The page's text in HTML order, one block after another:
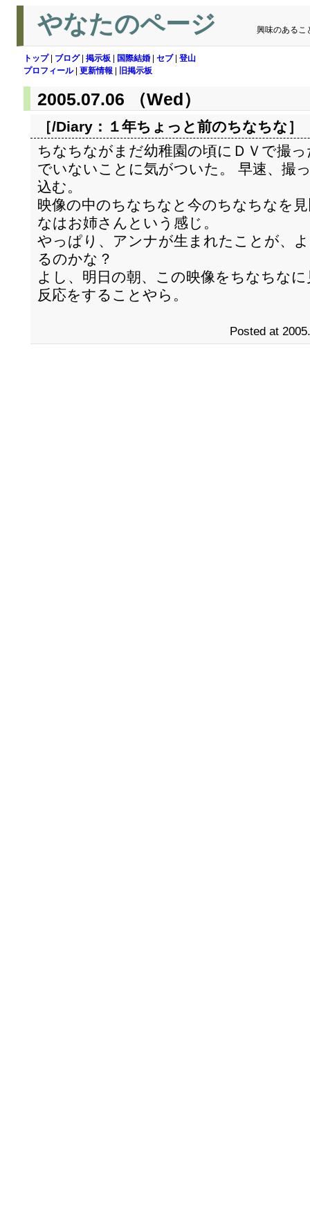
やなたのページ 興味のあるこ
トップ| ブログ| 掲示板 国際結婚 セブ| 登山
プロフィール| 更新情報 旧掲示板
2005.07.06 （Wed）
［/Diary： １年ちょっと前のちなちな］
ちなちながまだ幼稚園の頃にＤＶで撮
でいないことに気がついた。 早速、撮
込む。
映像の中のちなちなと今のちなちなを
なはお姉さんという感じ。
やっぱり、アンナが生まれたことが、
るのかな？
よし、明日の朝、この映像をちなちな
反応をすることやら。
Posted at